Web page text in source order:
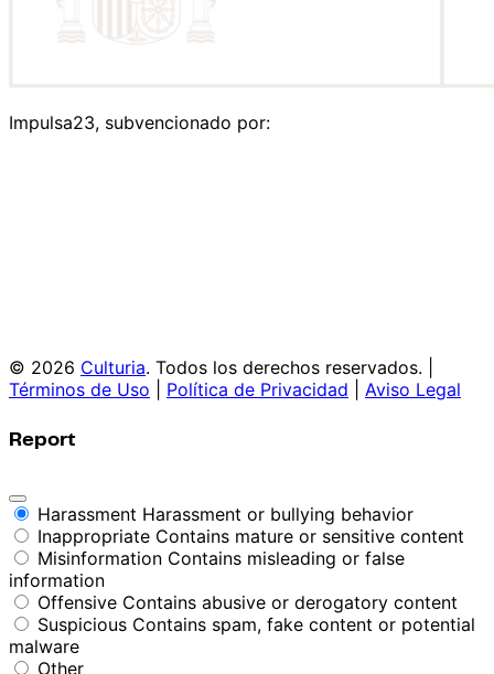
Impulsa23, subvencionado por:
© 2026 Culturia. Todos los derechos reservados. |
Términos de Uso
Política de Privacidad Aviso Legal
Report
Harassment Harassment or bullying behavior
Inappropriate Contains mature or sensitive content
Misinformation Contains misleading or false
information
Offensive Contains abusive or derogatory content
Suspicious Contains spam, fake content or potential
malware
Other